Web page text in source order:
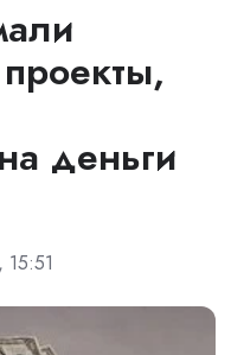
деньги
15:51